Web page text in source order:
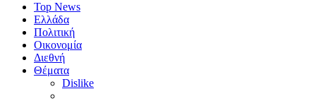
Top News
Ελλάδα
Πολιτική
Οικονομία
Διεθνή
Θέματα
Dislike